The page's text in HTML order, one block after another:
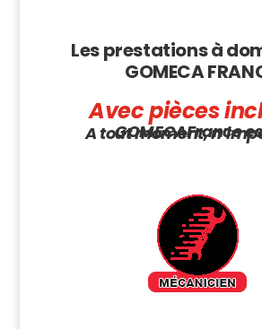
Les prestations à
GOMECA
Avec pièces
A tout moment,
GOMECAFrance